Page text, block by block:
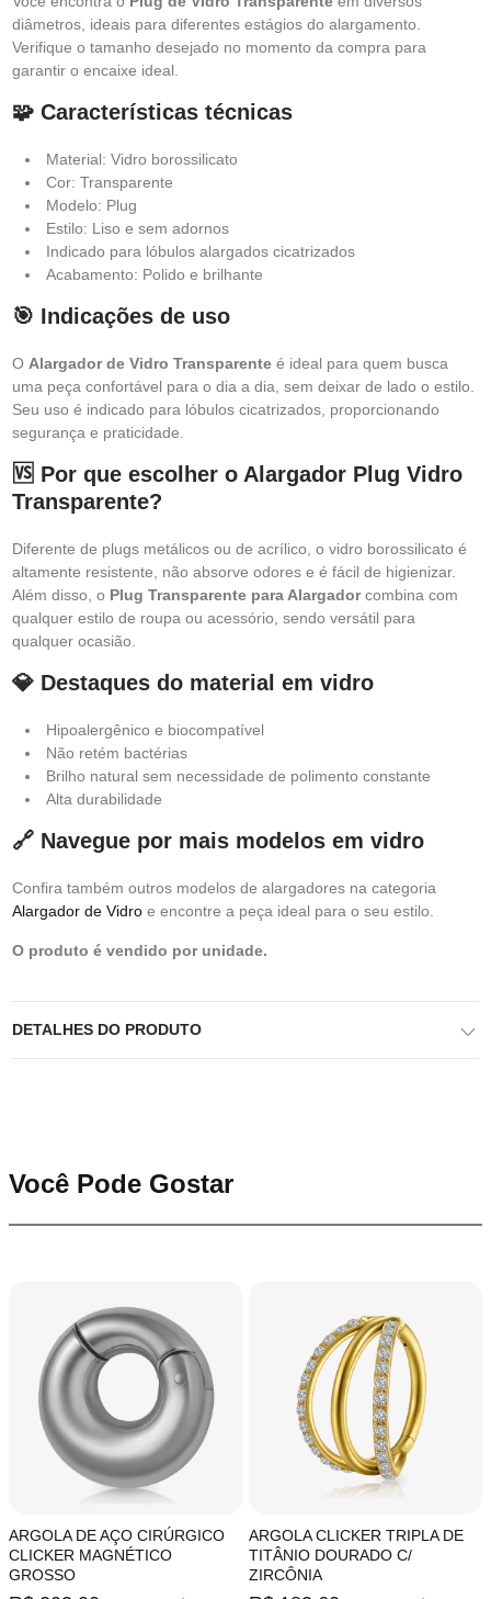
diâmetros, ideais para diferentes estágios do alargamento.
Verifique o tamanho desejado no momento da compra para
garantir o encaixe ideal.
🧩 Características técnicas
Material: Vidro borossilicato
Cor: Transparente
Modelo: Plug
Estilo: Liso e sem adornos
Indicado para lóbulos alargados cicatrizados
Acabamento: Polido e brilhante
🎯 Indicações de uso
O Alargador de Vidro Transparente é ideal para quem busca
uma peça confortável para o dia a dia, sem deixar de lado o estilo.
Seu uso é indicado para lóbulos cicatrizados, proporcionando
segurança e praticidade.
🆚 Por que escolher o Alargador Plug Vidro
Transparente?
Diferente de plugs metálicos ou de acrílico, o vidro borossilicato é
altamente resistente, não absorve odores e é fácil de higienizar.
Além disso, o Plug Transparente para Alargadorcombina com
qualquer estilo de roupa ou acessório, sendo versátil para
qualquer ocasião.
💎 Destaques do material em vidro
Hipoalergênico e biocompatível
Não retém bactérias
Brilho natural sem necessidade de polimento constante
Alta durabilidade
🔗 Navegue por mais modelos em vidro
Confira também outros modelos de alargadores na categoria
Alargador de Vidro e encontre a peça ideal para o seu estilo.
O produto é vendido por unidade.
DETALHES DO PRODUTO
Você Pode Gostar
ARGOLA DE AÇO CIRÚRGICO
CLICKER MAGNÉTICO
GROSSO
ARGOLA CLICKER TRIPLA DE
TITÂNIO DOURADO C/
ZIRCÔNIA